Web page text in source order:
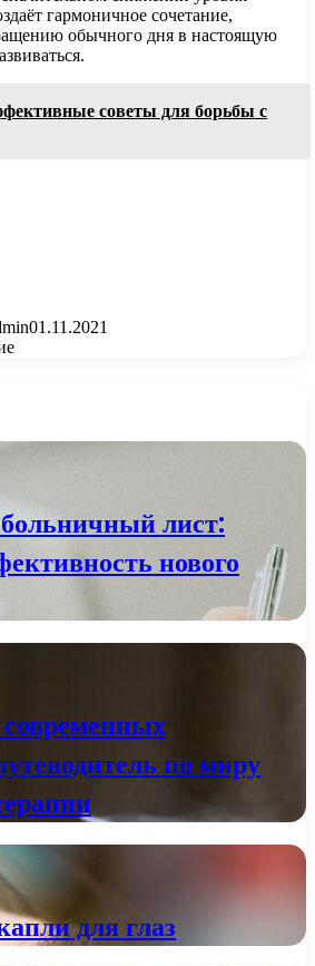
гармоничное сочетание,
обычного дня в настоящую
советы для борьбы с
01.11.2021
лист:
нового
по миру
для глаз